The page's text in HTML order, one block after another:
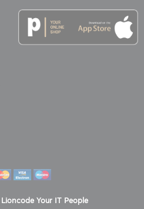
Lioncode Your IT People